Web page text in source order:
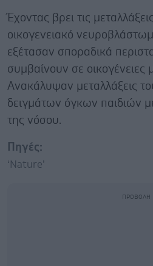
Έχοντας βρει τις
οικογενειακό
εξέτασαν σποραδικά
συμβαίνουν σε οικογένειες
Ανακάλυψαν μεταλλάξεις
δειγμάτων όγκων παιδιών
της νόσου.
Πηγές:
‘Nature’